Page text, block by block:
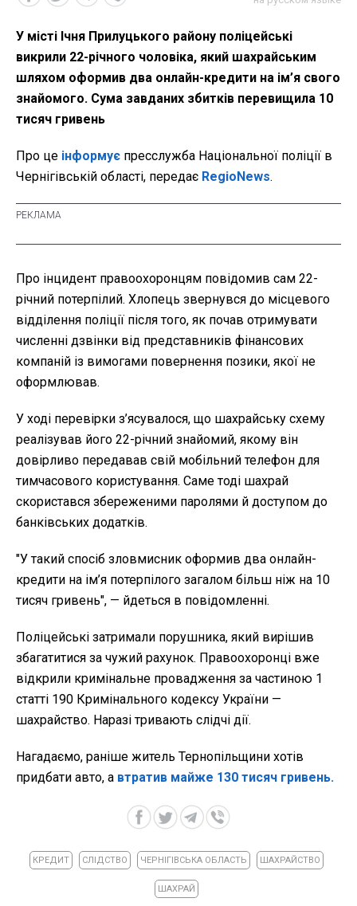
У місті Ічня Прилуцького району поліцейські
викрили 22-річного чоловіка, який шахрайським
шляхом оформив два онлайн-кредити на ім’я свого
знайомого. Сума завданих збитків перевищила 10
тисяч гривень
Про це інформує пресслужба Національної поліції в
Чернігівській області, передає RegioNews.
Про інцидент правоохоронцям повідомив сам 22-
річний потерпілий. Хлопець звернувся до місцевого
відділення поліції після того, як почав отримувати
численні дзвінки від представників фінансових
компаній із вимогами повернення позики, якої не
оформлював.
У ході перевірки з’ясувалося, що шахрайську схему
реалізував його 22-річний знайомий, якому він
довірливо передавав свій мобільний телефон для
тимчасового користування. Саме тоді шахрай
скористався збереженими паролями й доступом до
банківських додатків.
"У такий спосіб зловмисник оформив два онлайн-
кредити на ім’я потерпілого загалом більш ніж на 10
тисяч гривень", — йдеться в повідомленні.
Поліцейські затримали порушника, який вирішив
збагатитися за чужий рахунок. Правоохоронці вже
відкрили кримінальне провадження за частиною 1
статті 190 Кримінального кодексу України —
шахрайство. Наразі тривають слідчі дії.
Нагадаємо, раніше житель Тернопільщини хотів
придбати авто, а втратив майже 130 тисяч гривень.
КРЕДИТ СЛІДСТВО ЧЕРНІГІВСЬКА ОБЛАСТЬ ШАХРАЙСТВО
ШАХРАЙ